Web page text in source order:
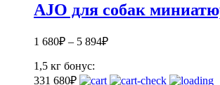
AJO для собак
1 680₽ – 5 894₽
1,5 кг бонус:
331 680₽